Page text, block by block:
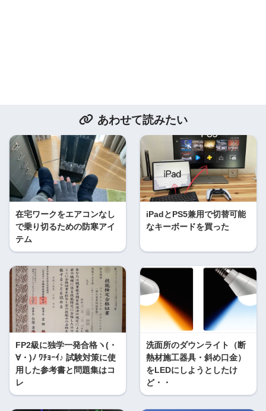
あわせて読みたい
在宅ワークをエアコンなし
で乗り切るための防寒アイ
テム
iPadとPS5兼用で切替可能
なキーボードを買った
FP2級に独学一発合格ヽ(・
∀・)ﾉ ﾜﾁｮｰｲ♪ 試験対策に使
用した参考書と問題集はコ
レ
洗面所のダウンライト（断
熱材施工器具・斜め口金）
をLEDにしようとしたけ
ど・・